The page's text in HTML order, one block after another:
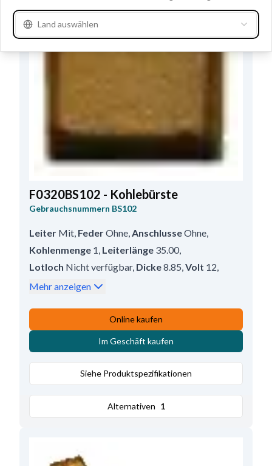
F0320BS102 - Kohlebürste
Gebrauchsnummern BS102
Leiter Mit, FederOhne,AnschlusseOhne,
Kohlenmenge 1, Leiterlänge 35.00,
Lotloch Nicht verfügbar, Dicke8.85,Volt 12,
Länge 25.40,Höhe
Mehr anzeigen
Online kaufen
Im Geschäft kaufen
Siehe Produktspezifikationen
Alternativen 1
Land auswählen